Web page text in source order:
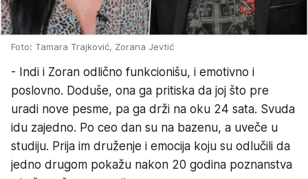
Foto: Tamara Trajković, Zorana Jevtić
- Indi i Zoran odlično funkcionišu, i emotivno i
poslovno. Doduše, ona ga pritiska da joj što pre
uradi nove pesme, pa ga drži na oku 24 sata. Svuda
idu zajedno. Po ceo dan su na bazenu, a uveče u
studiju. Prija im druženje i emocija koju su odlučili da
jedno drugom pokažu nakon 20 godina poznanstva